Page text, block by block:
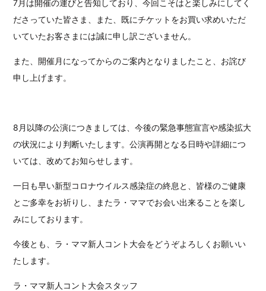
7月は開催の運びと告知しており、今回こそはと楽しみにしてく
ださっていた皆さま、また、既にチケットをお買い求めいただ
いていたお客さまには誠に申し訳ございません。
また、開催月になってからのご案内となりましたこと、お詫び
申し上げます。
8月 以降の公演につきましては、今後の緊急事態宣言や感染拡大
の状況により判断いたします。公演再開となる日時や詳細につ
いては、改めてお知らせします。
一日も早い新型コロナウイルス感染症の終息と、皆様のご健康
とご多幸をお祈りし、またラ・ママでお会い出来ることを楽し
みにしております。
今後とも、ラ・ママ新人コント大会をどうぞよろしくお願いい
たします。
ラ・ママ新人コント大会スタッフ